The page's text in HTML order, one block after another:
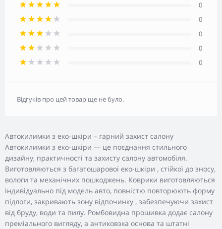
Автокилимки з еко-шкіри – гарний захист салону
Автокилимки з еко-шкіри — це поєднання стильного
дизайну, практичності та захисту салону автомобіля.
Виготовляються з багатошарової еко-шкіри , стійкої до зносу,
вологи та механічних пошкоджень. Коврики виготовляються
індивідуально під модель авто, повністю повторюють форму
підлоги, закривають зону відпочинку , забезпечуючи захист
від бруду, води та пилу. Ромбовидна прошивка додає салону
преміального вигляду, а антиковзка основа та штатні
0
0
0
0
0
Відгуків про цей товар ще не було.